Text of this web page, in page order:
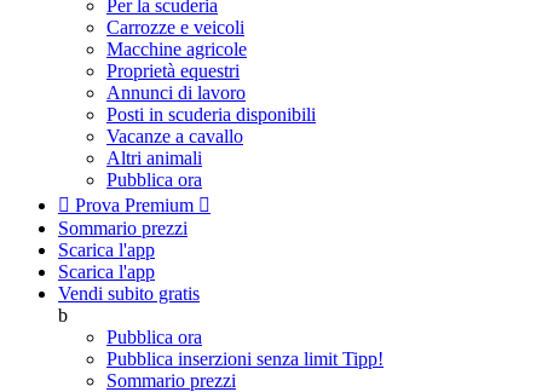
Per la scuderia
Carrozze e veicoli
Macchine agricole
Proprietà equestri
Annunci di lavoro
Posti in scuderia disponibili
Vacanze a cavallo
Altri animali
Pubblica ora
 Prova Premium 
Sommario prezzi
Scarica l'app
Scarica l'app
Vendi subito gratis
b
Pubblica ora
Pubblica inserzioni senza limit Tipp!
Sommario prezzi